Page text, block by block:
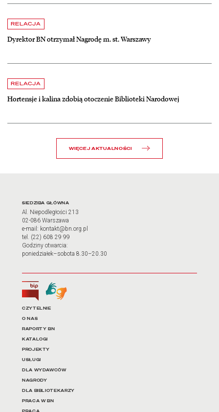
RELACJA
Dyrektor BN otrzymał Nagrodę m. st. Warszawy
czytaj więcej o Dyrektor BN otrzymał Nagrodę m. st. Warszawy
RELACJA
Hortensje i kalina zdobią otoczenie Biblioteki Narodowej
czytaj więcej o Hortensje i kalina zdobią otoczenie Biblioteki
WIĘCEJ AKTUALNOŚCI
Adres oraz godziny
SIEDZIBA GŁÓWNA
Al. Niepodległości 213
02-086 Warszawa
e-mail: kontakt@bn.org.pl
tel. (22) 608 29 99
Godziny otwarcia:
poniedziałek–sobota 8.30–20.30
Biuletyn Informacji Publicznej
Tłumacz języka migowego
Linki do najważniejszych
CZYTELNIE
O NAS
RAPORTY BN
KATALOGI
PROJEKTY
USŁUGI
DLA WYDAWCÓW
NAGRODY
DLA BIBLIOTEKARZY
PRACA W BN